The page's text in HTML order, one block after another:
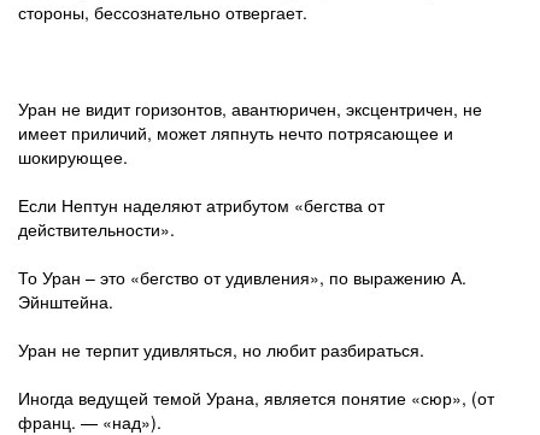
стороны, бессознательно отвергает.
Уран не видит горизонтов, авантюричен, эксцентричен, не
имеет приличий, может ляпнуть нечто потрясающее и
шокирующее.
Если Нептун наделяют атрибутом «бегства от
действительности».
То Уран – это «бегство от удивления», по выражению А.
Эйнштейна.
Уран не терпит удивляться, но любит разбираться.
Иногда ведущей темой Урана, является понятие «сюр», (от
франц. — «над»).